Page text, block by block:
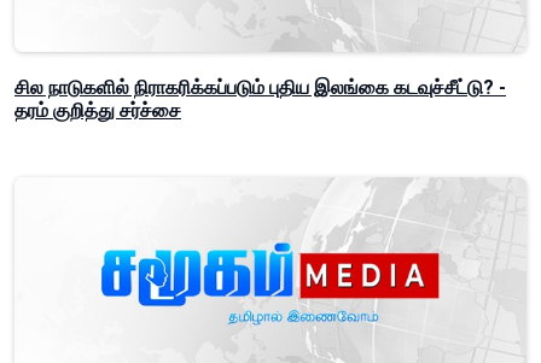
சில நாடுகளில் நிராகரிக்கப்படும் புதிய இலங்கை கடவுச்சீட்டு? -
தரம் குறித்து சர்ச்சை